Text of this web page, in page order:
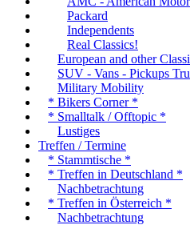
Packard
Independents
Real Classics!
European and other
SUV - Vans - Pickups
Military Mobility
* Bikers Corner *
* Smalltalk / Offtopic *
Lustiges
Treffen / Termine
* Stammtische *
* Treffen in Deutschland *
Nachbetrachtung
* Treffen in Österreich *
Nachbetrachtung